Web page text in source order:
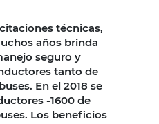
técnicas,
años brinda
seguro y
tanto de
En el 2018 se
-1600 de
Los beneficios